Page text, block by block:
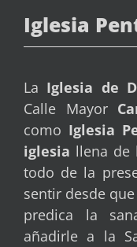
Iglesia
La Iglesia de
Calle Mayor
como Iglesia
iglesia llena de
todo de la
sentir desde
predica la
añadirle a la